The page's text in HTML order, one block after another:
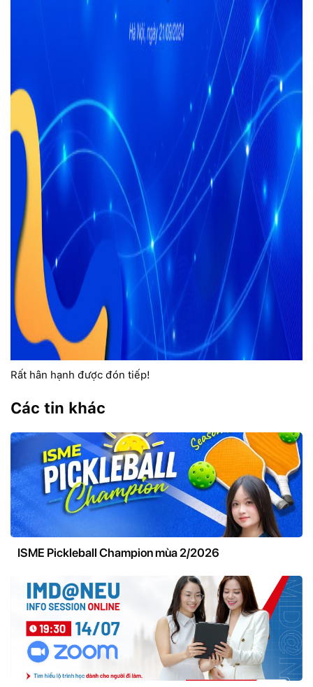
Rất hân hạnh được đón tiếp!
Các tin khác
ISME Pickleball Champion mùa 2/2026